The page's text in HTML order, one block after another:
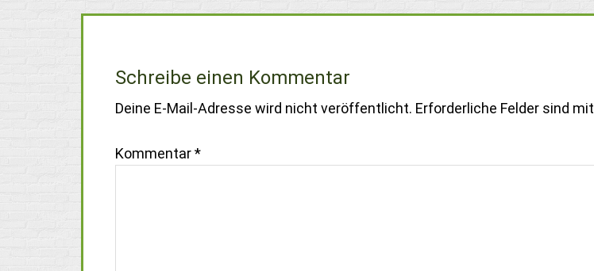
Schreibe einen Kommentar
Deine E-Mail-Adresse wird nicht veröffentlicht. Erforderliche Felder sind mit
Kommentar*